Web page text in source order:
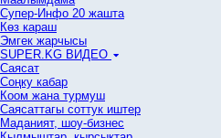
Супер-Инфо 20 жашта
Көз караш
Эмгек жарчысы
SUPER.KG ВИДЕО
Саясат
Cоңку кабар
Коом жана турмуш
Саясаттагы соттук иштер
Маданият, шоу-бизнес